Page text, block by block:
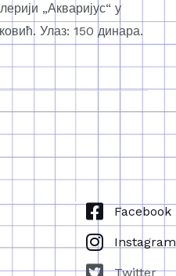
„Акваријус“ у
Улаз: 150 динара.
Facebook
Instagram
Twitter